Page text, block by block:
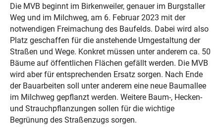
Die MVB beginnt im Birkenweiler, genauer im Burgstaller
Weg und im Milchweg, am 6. Februar 2023 mit der
notwendigen Freimachung des Baufelds. Dabei wird also
Platz geschaffen für die anstehende Umgestaltung der
Straßen und Wege. Konkret müssen unter anderem ca. 50
Bäume auf öffentlichen Flächen gefällt werden. Die MVB
wird aber für entsprechenden Ersatz sorgen. Nach Ende
der Bauarbeiten soll unter anderem eine neue Baumallee
im Milchweg gepflanzt werden. Weitere Baum-, Hecken-
und Strauchpflanzungen sollen für die wichtige
Begrünung des Straßenzugs sorgen.